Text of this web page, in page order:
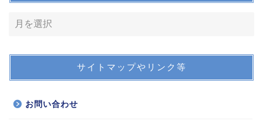
サイトマップやリンク等
お問い合わせ